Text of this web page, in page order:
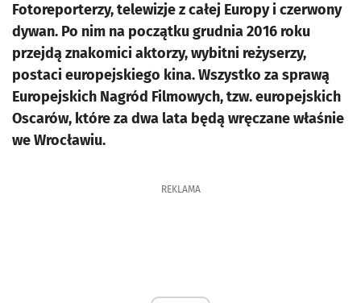
Fotoreporterzy, telewizje z całej Europy i czerwony
dywan. Po nim na początku grudnia 2016 roku
przejdą znakomici aktorzy, wybitni reżyserzy,
postaci europejskiego kina. Wszystko za sprawą
Europejskich Nagród Filmowych, tzw. europejskich
Oscarów, które za dwa lata będą wręczane właśnie
we Wrocławiu.
REKLAMA